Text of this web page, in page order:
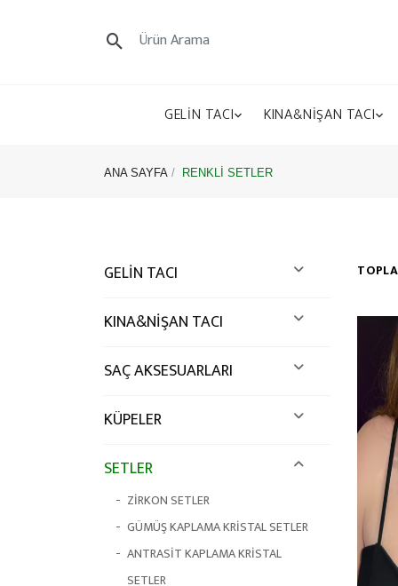
GELİN TACI KINA&NİŞAN TACI
ANA SAYFA RENKLİ SETLER
GELİN TACI
KINA&NİŞAN TACI
SAÇ AKSESUARLARI
KÜPELER
SETLER
ZİRKON SETLER
GÜMÜŞ KAPLAMA KRİSTAL SETLER
ANTRASİT KAPLAMA KRİSTAL
SETLER